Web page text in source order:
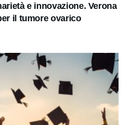
e innovazione. Verona
il tumore ovarico